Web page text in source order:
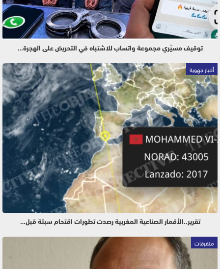
توقيف مسيّري مجموعة واتساب للاشتباه في التحريض على الهجرة…
أخبار جهوية
تقرير..الأقمار الصناعية المغربية رصدت تطورات اقتحام سبتة قبل…
متفرقات